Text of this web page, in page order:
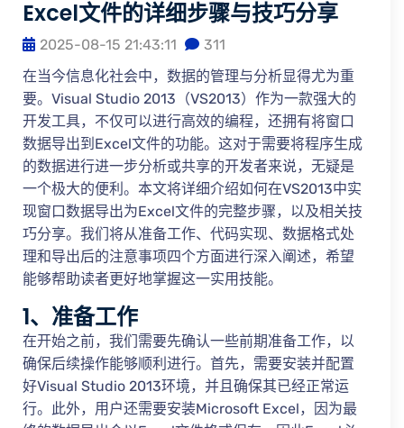
Excel文件的详细步骤与技巧分享
2025-08-15 21:43:11
311
在当今信息化社会中，数据的管理与分析显得尤为重
要。Visual Studio 2013（VS2013）作为一款强大的
开发工具，不仅可以进行高效的编程，还拥有将窗口
数据导出到Excel文件的功能。这对于需要将程序生成
的数据进行进一步分析或共享的开发者来说，无疑是
一个极大的便利。本文将详细介绍如何在VS2013中实
现窗口数据导出为Excel文件的完整步骤，以及相关技
巧分享。我们将从准备工作、代码实现、数据格式处
理和导出后的注意事项四个方面进行深入阐述，希望
能够帮助读者更好地掌握这一实用技能。
1、准备工作
在开始之前，我们需要先确认一些前期准备工作，以
确保后续操作能够顺利进行。首先，需要安装并配置
好Visual Studio 2013环境，并且确保其已经正常运
行。此外，用户还需要安装Microsoft Excel，因为最